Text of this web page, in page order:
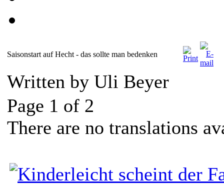
Saisonstart auf Hecht - das sollte man bedenken
Written by Uli Beyer
Page 1 of 2
There are no translations